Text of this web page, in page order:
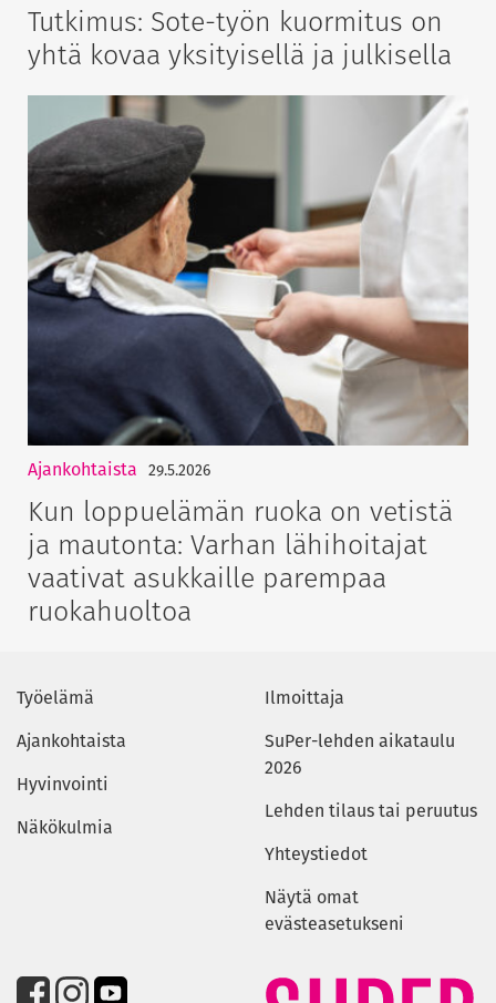
Tutkimus: Sote-työn kuormitus on
yhtä kovaa yksityisellä ja julkisella
Ajankohtaista 29.5.2026
Kun loppuelämän ruoka on vetistä
ja mautonta: Varhan lähihoitajat
vaativat asukkaille parempaa
ruokahuoltoa
Työelämä
Ajankohtaista
Hyvinvointi
Näkökulmia
Ilmoittaja
SuPer-lehden aikataulu
2026
Lehden tilaus tai peruutus
Yhteystiedot
Näytä omat
evästeasetukseni